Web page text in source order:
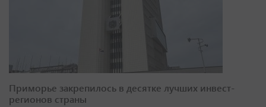
Приморье закрепилось в десятке лучших инвест-
регионов страны